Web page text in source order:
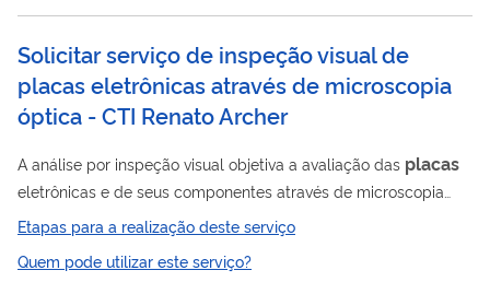
Solicitar serviço de inspeção visual de
placas eletrônicas através de microscopia
óptica - CTI Renato Archer
A análise por inspeção visual objetiva a avaliação das placas
eletrônicas e de seus componentes através de microscopia
óptica, com base nos requisitos de normas internacionais,
como as normas IPC International, Inc.
Etapas para a realização deste serviço
Quem pode utilizar este serviço?